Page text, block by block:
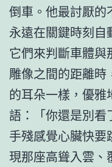
倒車。他最討厭的
永遠在關鍵時刻自
它們來判斷車體與
雕像之間的距離時
的耳朵一樣，優
語：「你還是別
手殘感覺心臟快要
現那座高聳入雲、